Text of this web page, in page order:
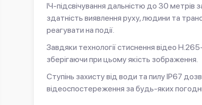
ІЧ-підсвічування дальністю до 30 метрів
здатність виявлення руху, людини та
реагувати на події.
Завдяки технології стиснення відео
зберігаючи при цьому якість зображення.
Ступінь захисту від води та пилу IP67
відеоспостереження за будь-яких